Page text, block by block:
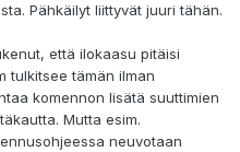
Pähkäilyt liittyvät juuri tähän.
että ilokaasu pitäisi
tulkitsee tämän ilman
komennon lisätä suuttimien
Mutta esim.
neuvotaan